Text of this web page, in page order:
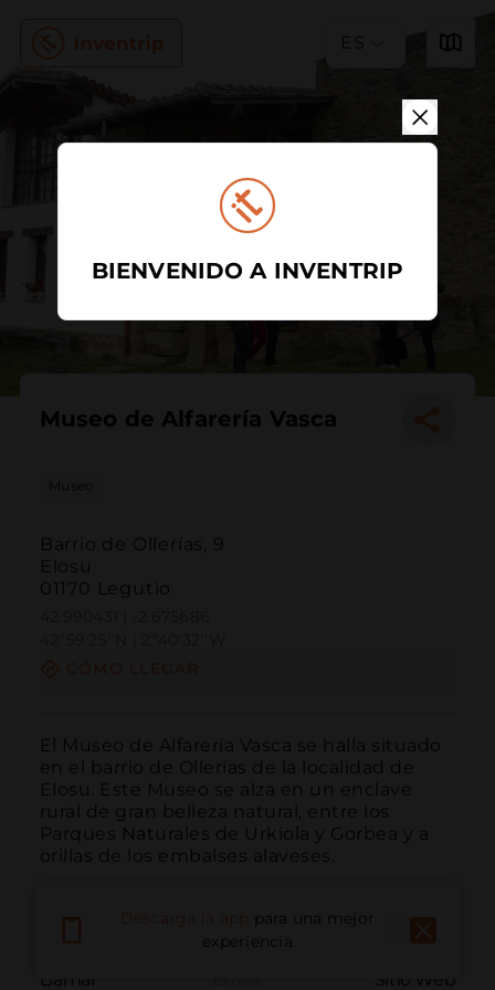
ES
Museo de Alfarería Vasca
Museo
Barrio de Ollerías, 9
Elosu
01170 Legutio
El Museo de Alfarería Vasca se halla situado
en el barrio de Ollerías de la localidad de
Elosu. Este Museo se alza en un enclave
rural de gran belleza natural, entre los
Parques Naturales de Urkiola y Gorbea y a
orillas de los embalses alaveses.
Llamar Sitio Web
para una mejor
experiencia
BIENVENIDO A INVENTRIP